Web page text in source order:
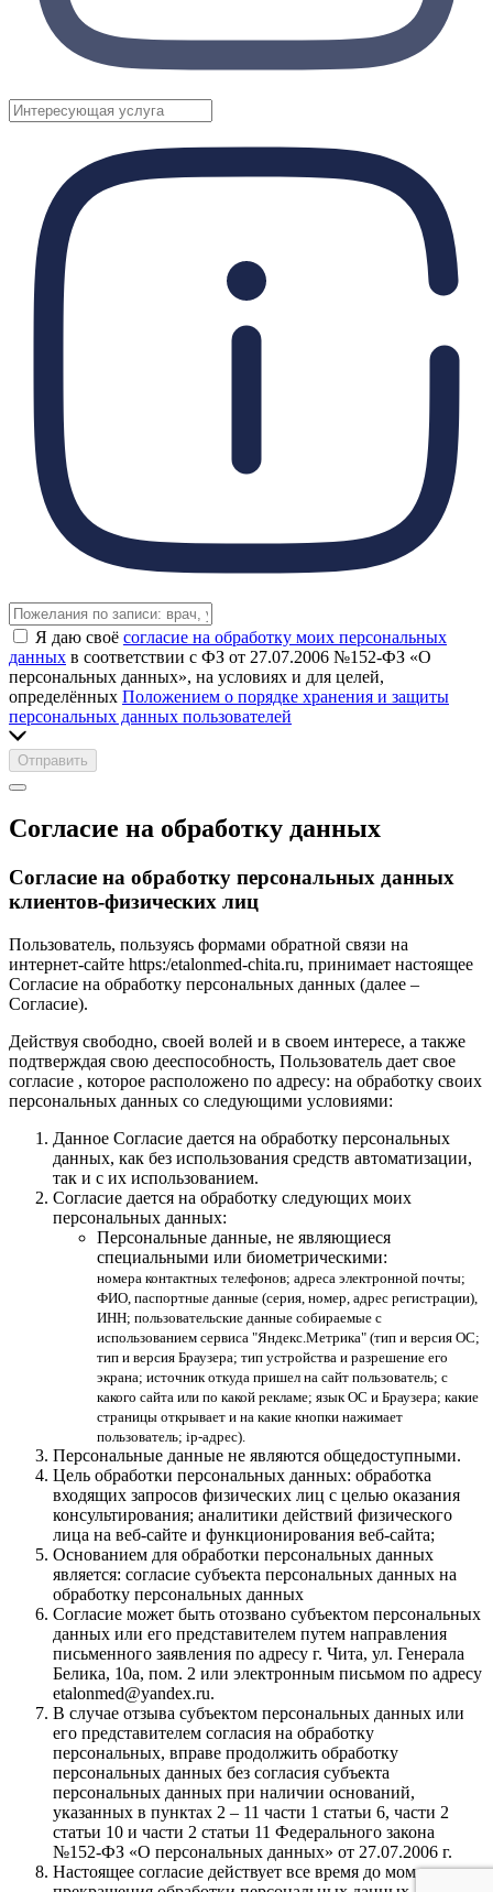
Я даю своё согласие на обработку моих персональных
данных в соответствии с ФЗ от 27.07.2006 №152-ФЗ «О
персональных данных», на условиях и для целей,
определённых Положением о порядке хранения и защиты
персональных данных пользователей
Отправить
Согласие на обработку данных
Согласие на обработку персональных данных
клиентов-физических лиц
Пользователь, пользуясь формами обратной связи на
интернет-сайте https:/etalonmed-chita.ru, принимает настоящее
Согласие на обработку персональных данных (далее –
Согласие).
Действуя свободно, своей волей и в своем интересе, а также
подтверждая свою дееспособность, Пользователь дает свое
согласие , которое расположено по адресу: на обработку своих
персональных данных со следующими условиями:
Данное Согласие дается на обработку персональных
данных, как без использования средств автоматизации,
так и с их использованием.
Согласие дается на обработку следующих моих
персональных данных:
Персональные данные, не являющиеся
специальными или биометрическими:
номера контактных телефонов; адреса электронной почты;
ФИО, паспортные данные (серия, номер, адрес регистрации),
ИНН; пользовательские данные собираемые с
использованием сервиса "Яндекс.Метрика" (тип и версия ОС;
тип и версия Браузера; тип устройства и разрешение его
экрана; источник откуда пришел на сайт пользователь; с
какого сайта или по какой рекламе; язык ОС и Браузера; какие
страницы открывает и на какие кнопки нажимает
пользователь; ip-адрес).
Персональные данные не являются общедоступными.
Цель обработки персональных данных: обработка
входящих запросов физических лиц с целью оказания
консультирования; аналитики действий физического
лица на веб-сайте и функционирования веб-сайта;
Основанием для обработки персональных данных
является: согласие субъекта персональных данных на
обработку персональных данных
Согласие может быть отозвано субъектом персональных
данных или его представителем путем направления
письменного заявления по адресу г. Чита, ул. Генерала
Белика, 10а, пом. 2 или электронным письмом по адресу
etalonmed@yandex.ru.
В случае отзыва субъектом персональных данных или
его представителем согласия на обработку
персональных, вправе продолжить обработку
персональных данных без согласия субъекта
персональных данных при наличии оснований,
указанных в пунктах 2 – 11 части 1 статьи 6, части 2
статьи 10 и части 2 статьи 11 Федерального закона
№152-ФЗ «О персональных данных» от 27.07.2006 г.
Настоящее согласие действует все время до момента